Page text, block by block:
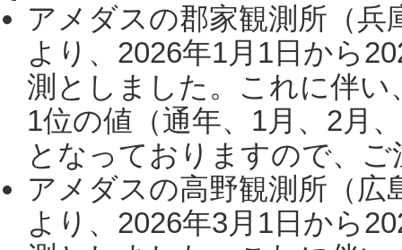
アメダスの郡家観測所（
より、2026年1月1日から
測としました。これに伴い
1位の値（通年、1月、2月
となっておりますので、
アメダスの高野観測所（
より、2026年3月1日から